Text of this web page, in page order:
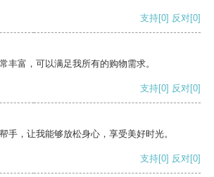
支持[0] 反对[0]
丰富，可以满足我所有的购物需求。
支持[0] 反对[0]
手，让我能够放松身心，享受美好时光。
支持[0] 反对[0]